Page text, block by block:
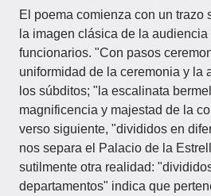
El poema comienza con un trazo
la imagen clásica de la
funcionarios. "Con pasos
uniformidad de la ceremonia y la
los súbditos; "la escalinata
magnificencia y majestad de la
verso siguiente, "divididos en
nos separa el Palacio de la
sutilmente otra realidad:
departamentos" indica que